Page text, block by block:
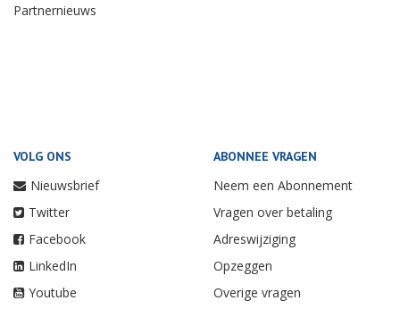
Partnernieuws
VOLG ONS
Nieuwsbrief
Twitter
Facebook
LinkedIn
Youtube
ABONNEE VRAGEN
Neem een Abonnement
Vragen over betaling
Adreswijziging
Opzeggen
Overige vragen